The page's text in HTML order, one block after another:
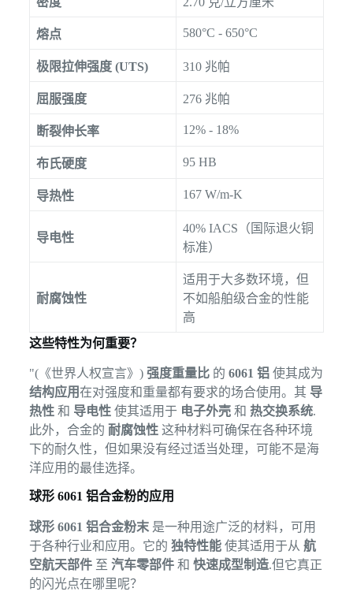
熔点 580°C - 650°C
极限拉伸强度 (UTS) 310 兆帕
屈服强度 276 兆帕
断裂伸长率 12% - 18%
布氏硬度 95 HB
导热性 167 W/m-K
导电性
40% IACS（国际退火铜
标准）
耐腐蚀性
适用于大多数环境，但
不如船舶级合金的性能
高
这些特性为何重要？
"(《世界人权宣言》) 强度重量比的 6061 铝使其成为
结构应用在对强度和重量都有要求的场合使用。其 导
热性和 导电性使其适用于 电子外壳和 热交换系统.
此外，合金的 耐腐蚀性这种材料可确保在各种环境
下的耐久性，但如果没有经过适当处理，可能不是海
洋应用的最佳选择。
球形 6061 铝合金粉的应用
球形 6061 铝合金粉末是一种用途广泛的材料，可用
于各种行业和应用。它的 独特性能使其适用于从 航
空航天部件至 汽车零部件和 快速成型制造.但它真正
的闪光点在哪里呢？